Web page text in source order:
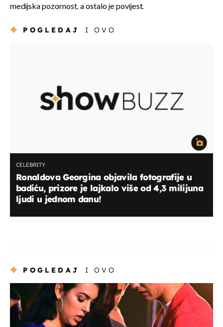
medijska pozornost, a ostalo je povijest.
POGLEDAJ I OVO
CELEBRITY
Ronaldova Georgina objavila fotografije u
badiću, prizore je lajkalo više od 4,3 milijuna
ljudi u jednom danu!
POGLEDAJ I OVO